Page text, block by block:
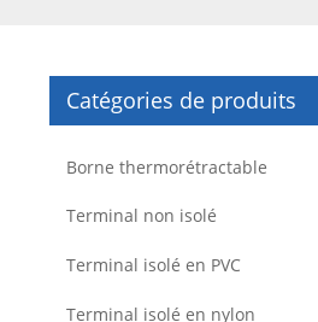
Catégories de produits
Borne thermorétractable
Terminal non isolé
Terminal isolé en PVC
Terminal isolé en nylon